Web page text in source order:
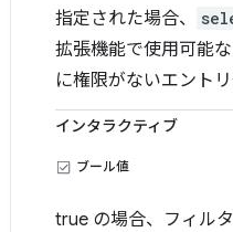
指定された場合、
拡張機能で使用可能
に権限がないエント
インタラクティブ
ブール値
true の場合、フィル